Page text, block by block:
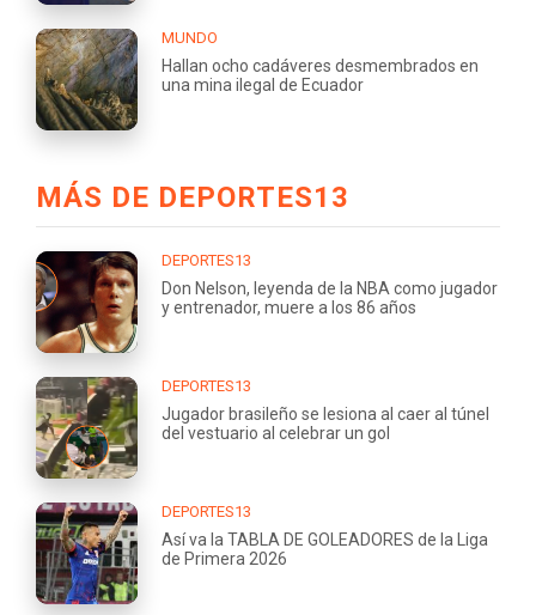
MUNDO
Hallan ocho cadáveres desmembrados en
una mina ilegal de Ecuador
MÁS DE DEPORTES13
DEPORTES13
Don Nelson, leyenda de la NBA como jugador
y entrenador, muere a los 86 años
DEPORTES13
Jugador brasileño se lesiona al caer al túnel
del vestuario al celebrar un gol
DEPORTES13
Así va la TABLA DE GOLEADORES de la Liga
de Primera 2026